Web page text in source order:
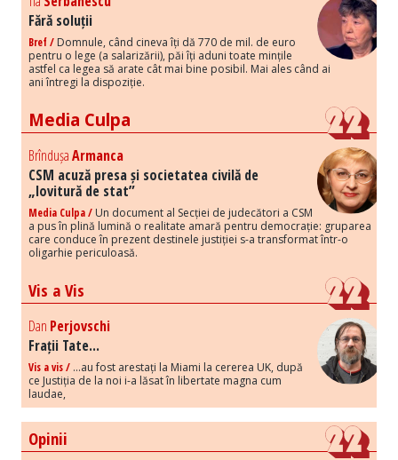
Fără soluții
Bref / Domnule, când cineva îți dă 770 de mil. de euro
pentru o lege (a salarizării), păi îți aduni toate mințile
astfel ca legea să arate cât mai bine posibil. Mai ales când ai
ani întregi la dispoziție.
Media Culpa
BrîndușaArmanca
CSM acuză presa și societatea civilă de
„lovitură de stat”
Media Culpa / Un document al Secției de judecători a CSM
a pus în plină lumină o realitate amară pentru democrație: gruparea
care conduce în prezent destinele justiției s-a transformat într-o
oligarhie periculoasă.
Vis a Vis
Dan Perjovschi
Frații Tate...
Vis a vis / ...au fost arestați la Miami la cererea UK, după
ce Justiția de la noi i-a lăsat în libertate magna cum
laudae,
Opinii